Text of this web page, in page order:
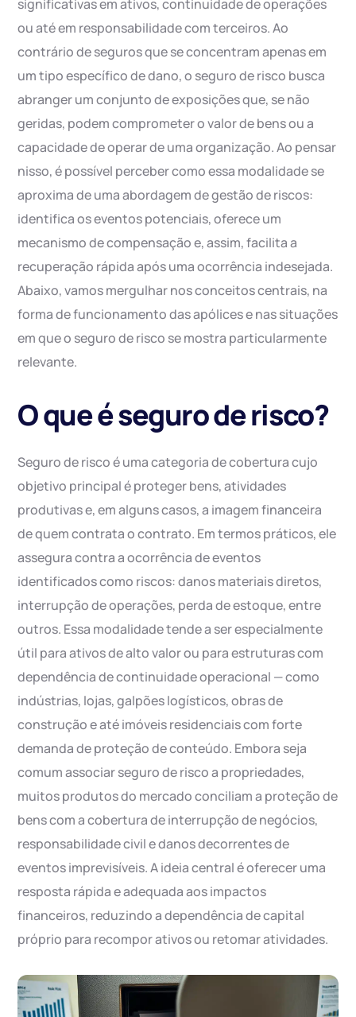
significativas em ativos, continuidade de operações
ou até em responsabilidade com terceiros. Ao
contrário de seguros que se concentram apenas em
um tipo específico de dano, o seguro de risco busca
abranger um conjunto de exposições que, se não
geridas, podem comprometer o valor de bens ou a
capacidade de operar de uma organização. Ao pensar
nisso, é possível perceber como essa modalidade se
aproxima de uma abordagem de gestão de riscos:
identifica os eventos potenciais, oferece um
mecanismo de compensação e, assim, facilita a
recuperação rápida após uma ocorrência indesejada.
Abaixo, vamos mergulhar nos conceitos centrais, na
forma de funcionamento das apólices e nas situações
em que o seguro de risco se mostra particularmente
relevante.
O que é seguro de risco?
Seguro de risco é uma categoria de cobertura cujo
objetivo principal é proteger bens, atividades
produtivas e, em alguns casos, a imagem financeira
de quem contrata o contrato. Em termos práticos, ele
assegura contra a ocorrência de eventos
identificados como riscos: danos materiais diretos,
interrupção de operações, perda de estoque, entre
outros. Essa modalidade tende a ser especialmente
útil para ativos de alto valor ou para estruturas com
dependência de continuidade operacional — como
indústrias, lojas, galpões logísticos, obras de
construção e até imóveis residenciais com forte
demanda de proteção de conteúdo. Embora seja
comum associar seguro de risco a propriedades,
muitos produtos do mercado conciliam a proteção de
bens com a cobertura de interrupção de negócios,
responsabilidade civil e danos decorrentes de
eventos imprevisíveis. A ideia central é oferecer uma
resposta rápida e adequada aos impactos
financeiros, reduzindo a dependência de capital
próprio para recompor ativos ou retomar atividades.